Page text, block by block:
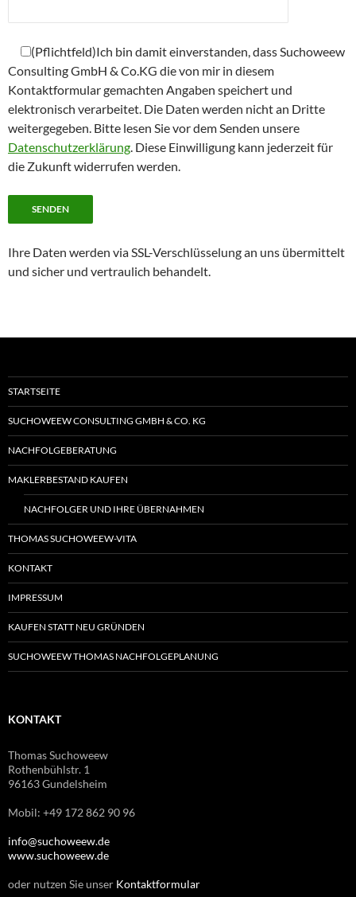
(Pflichtfeld)Ich bin damit einverstanden, dass Suchoweew
Consulting GmbH & Co.KG die von mir in diesem
Kontaktformular gemachten Angaben speichert und
elektronisch verarbeitet. Die Daten werden nicht an Dritte
weitergegeben. Bitte lesen Sie vor dem Senden unsere
Datenschutzerklärung. Diese Einwilligung kann jederzeit für
die Zukunft widerrufen werden.
Ihre Daten werden via SSL-Verschlüsselung an uns übermittelt
und sicher und vertraulich behandelt.
STARTSEITE
SUCHOWEEW CONSULTING GMBH & CO. KG
NACHFOLGEBERATUNG
MAKLERBESTAND KAUFEN
NACHFOLGER UND IHRE ÜBERNAHMEN
THOMAS SUCHOWEEW-VITA
KONTAKT
IMPRESSUM
KAUFEN STATT NEU GRÜNDEN
SUCHOWEEW THOMAS NACHFOLGEPLANUNG
KONTAKT
Thomas Suchoweew
Rothenbühlstr. 1
96163 Gundelsheim
Mobil: +49 172 862 90 96
info@suchoweew.de
www.suchoweew.de
oder nutzen Sie unser Kontaktformular